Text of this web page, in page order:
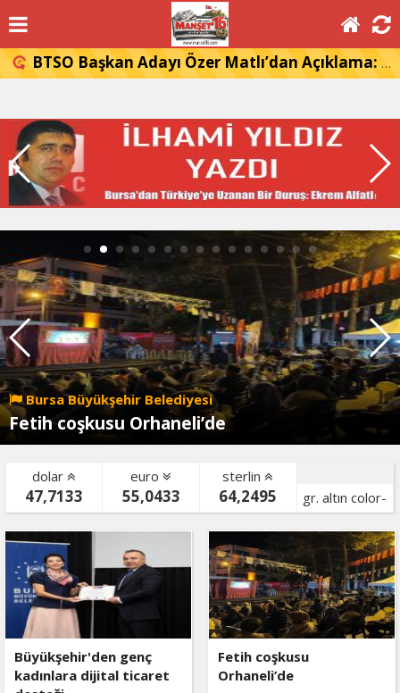
BTSO Başkan Adayı Özer Matlı’dan Açıklama: 60 Bin Üyemizin Gücünü, Üyemizle Birlikte Büyüteceğiz.
Bursa Büyükşehir Belediyesi
Fetih coşkusu Orhaneli’de
dolar
47,7133
euro
55,0433
sterlin
64,2495
gr. altın color-
bist color-
Büyükşehir'den genç
kadınlara dijital ticaret
Fetih coşkusu
Orhaneli’de